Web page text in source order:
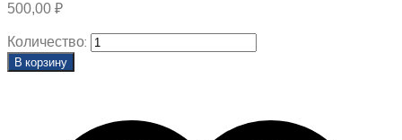
500,00 ₽
Количество:
В корзину